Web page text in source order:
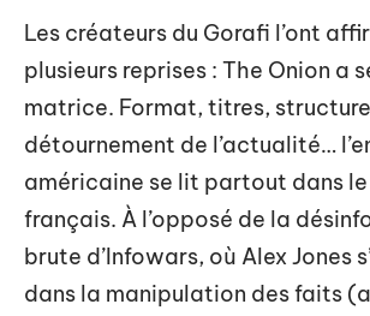
Les créateurs du Gorafi l’ont
plusieurs reprises : The Onion a
matrice. Format, titres,
détournement de l’actualité…
américaine se lit partout dans
français. À l’opposé de la
brute d’Infowars, où Alex Jones
dans la manipulation des faits